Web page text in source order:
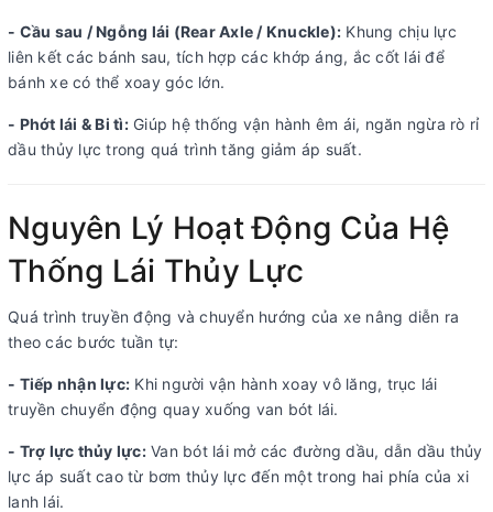
- Cầu sau / Ngỗng lái (Rear Axle / Knuckle): Khung chịu lực
liên kết các bánh sau, tích hợp các khớp áng, ắc cốt lái để
bánh xe có thể xoay góc lớn.
- Phớt lái & Bi tì:Giúp hệ thống vận hành êm ái, ngăn ngừa rò rỉ
dầu thủy lực trong quá trình tăng giảm áp suất.
Nguyên Lý Hoạt Động Của Hệ
Thống Lái Thủy Lực
Quá trình truyền động và chuyển hướng của xe nâng diễn ra
theo các bước tuần tự:
- Tiếp nhận lực: Khi người vận hành xoay vô lăng, trục lái
truyền chuyển động quay xuống van bót lái.
- Trợ lực thủy lực:Van bót lái mở các đường dầu, dẫn dầu thủy
lực áp suất cao từ bơm thủy lực đến một trong hai phía của xi
lanh lái.